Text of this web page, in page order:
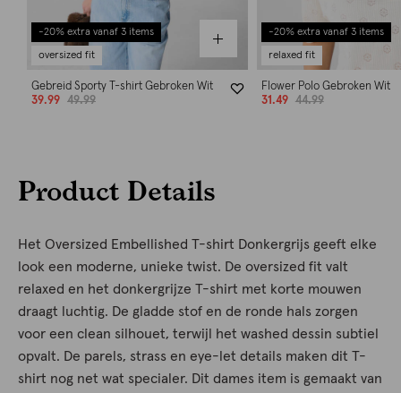
-20% extra vanaf 3 items
oversized fit
Gebreid Sporty T-shirt Gebroken Wit
39.99
49.99
-20% extra vanaf 3 items
relaxed fit
Flower Polo Gebroken Wit
31.49
44.99
Product Details
Het Oversized Embellished T-shirt Donkergrijs geeft elke
look een moderne, unieke twist. De oversized fit valt
relaxed en het donkergrijze T-shirt met korte mouwen
draagt luchtig. De gladde stof en de ronde hals zorgen
voor een clean silhouet, terwijl het washed dessin subtiel
opvalt. De parels, strass en eye-let details maken dit T-
shirt nog net wat specialer. Dit dames item is gemaakt van